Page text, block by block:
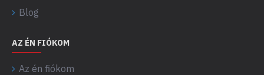
Blog
AZ ÉN FIÓKOM
Az én fiókom